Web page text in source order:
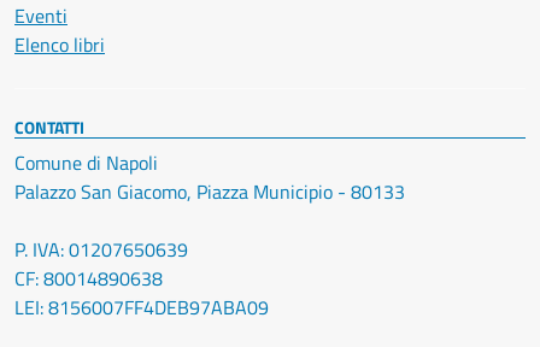
Eventi
Elenco libri
CONTATTI
Comune di Napoli
Palazzo San Giacomo, Piazza Municipio - 80133
P. IVA: 01207650639
CF: 80014890638
LEI: 8156007FF4DEB97ABA09